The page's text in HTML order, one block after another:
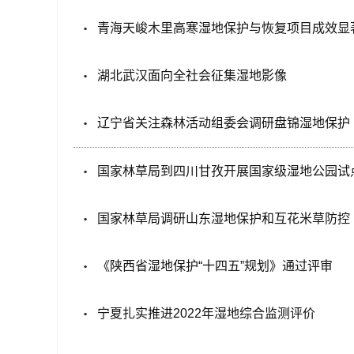
青海天峻木里高寒湿地保护与恢复项目成效显
湖北武汉面向全社会征集湿地影像
辽宁省关注森林活动组委会调研盘锦湿地保护
国家林草局到四川甘孜开展国家级湿地公园试
国家林草局调研山东湿地保护和互花米草防控
《陕西省湿地保护“十四五”规划》通过评审
宁夏扎实推进2022年湿地综合监测评价